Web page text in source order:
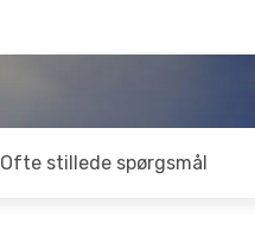
Ofte stillede spørgsmål